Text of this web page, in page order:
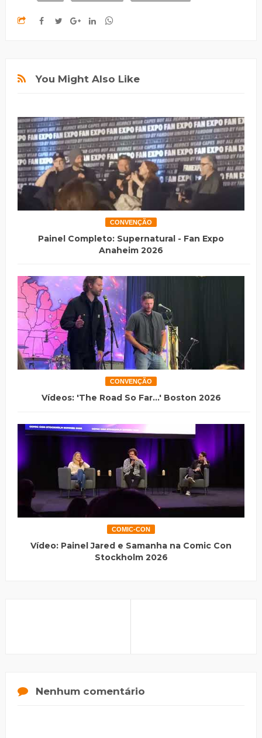
You Might Also Like
CONVENÇÃO
Painel Completo: Supernatural - Fan Expo
Anaheim 2026
CONVENÇÃO
Vídeos: 'The Road So Far...' Boston 2026
COMIC-CON
Vídeo: Painel Jared e Samanha na Comic Con
Stockholm 2026
Nenhum comentário